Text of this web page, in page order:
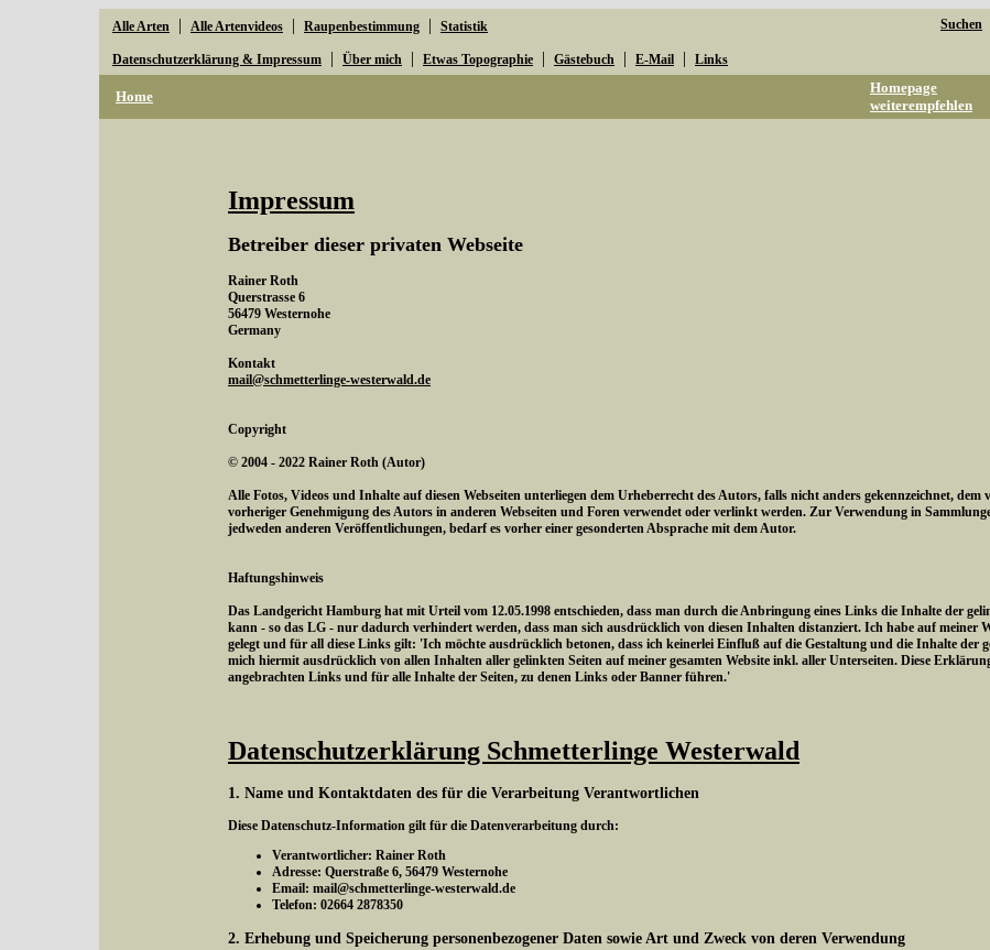
Alle Arten | Alle Artenvideos | Raupenbestimmung | Statistik Suchen
Datenschutzerklärung & Impressum | Über mich | Etwas Topographie | Gästebuch | E-Mail | Links
Home
Homepage
weiterempfehlen
Impressum
Betreiber dieser privaten Webseite
Rainer Roth
Querstrasse 6
56479 Westernohe
Germany
Kontakt
mail@schmetterlinge-westerwald.de
Copyright
© 2004 - 2022 Rainer Roth (Autor)
Alle Fotos, Videos und Inhalte auf diesen Webseiten unterliegen dem Urheberrecht des Autors, falls nicht anders gekennzeichnet,
vorheriger Genehmigung des Autors in anderen Webseiten und Foren verwendet oder verlinkt werden. Zur Verwendung in
jedweden anderen Veröffentlichungen, bedarf es vorher einer gesonderten Absprache mit dem Autor.
Haftungshinweis
Das Landgericht Hamburg hat mit Urteil vom 12.05.1998 entschieden, dass man durch die Anbringung eines Links die Inhalte der
kann - so das LG - nur dadurch verhindert werden, dass man sich ausdrücklich von diesen Inhalten distanziert. Ich habe auf meiner
gelegt und für all diese Links gilt: 'Ich möchte ausdrücklich betonen, dass ich keinerlei Einfluß auf die Gestaltung und die Inhalte der
mich hiermit ausdrücklich von allen Inhalten aller gelinkten Seiten auf meiner gesamten Website inkl. aller Unterseiten. Diese
angebrachten Links und für alle Inhalte der Seiten, zu denen Links oder Banner führen.'
Datenschutzerklärung Schmetterlinge Westerwald
1. Name und Kontaktdaten des für die Verarbeitung Verantwortlichen
Diese Datenschutz-Information gilt für die Datenverarbeitung durch:
Verantwortlicher: Rainer Roth
Adresse: Querstraße 6, 56479 Westernohe
Email: mail@schmetterlinge-westerwald.de
Telefon: 02664 2878350
2. Erhebung und Speicherung personenbezogener Daten sowie Art und Zweck von deren Verwendung